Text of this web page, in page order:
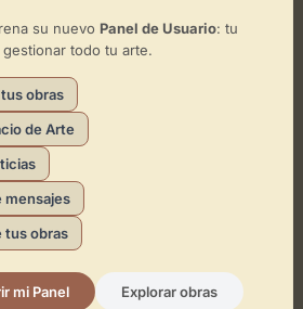
para interactuar
Activar Mapa
su nuevo Panel de Usuario: tu
todo tu arte.
obras
de Arte
mensajes
tus obras
mi Panel Explorar obras